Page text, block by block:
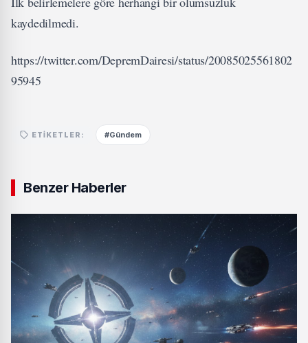
kaydedilmedi.
https://twitter.com/DepremDairesi/status/20085025561802
95945
ETIKETLER: #Gündem
Benzer Haberler